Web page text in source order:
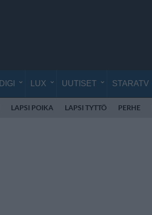
DIGI LUX UUTISET STARATV
LAPSI POIKA LAPSI TYTTÖ PERHE